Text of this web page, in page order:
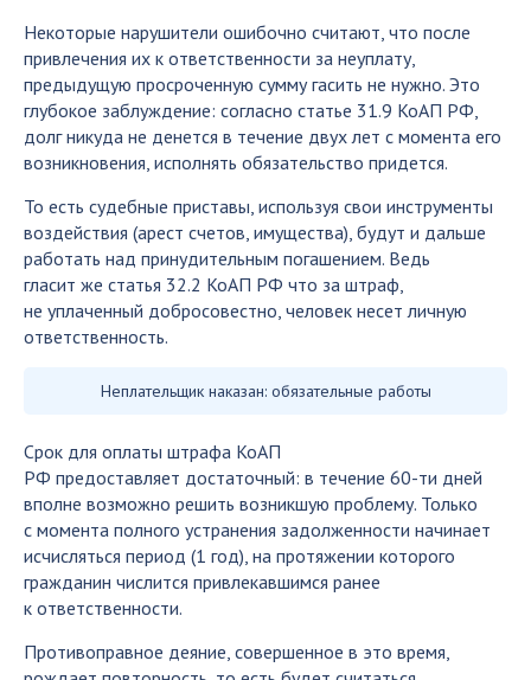
Некоторые нарушители ошибочно считают, что после
привлечения их к ответственности за неуплату,
предыдущую просроченную сумму гасить не нужно. Это
глубокое заблуждение: согласно статье 31.9 КоАП РФ,
долг никуда не денется в течение двух лет с момента его
возникновения, исполнять обязательство придется.
То есть судебные приставы, используя свои инструменты
воздействия (арест счетов, имущества), будут и дальше
работать над принудительным погашением. Ведь
гласит же статья 32.2 КоАП РФ что за штраф,
не уплаченный добросовестно, человек несет личную
ответственность.
Неплательщик наказан: обязательные работы
Срок для оплаты штрафа КоАП
РФ предоставляет достаточный: в течение 60-ти дней
вполне возможно решить возникшую проблему. Только
с момента полного устранения задолженности начинает
исчисляться период (1 год), на протяжении которого
гражданин числится привлекавшимся ранее
к ответственности.
Противоправное деяние, совершенное в это время,